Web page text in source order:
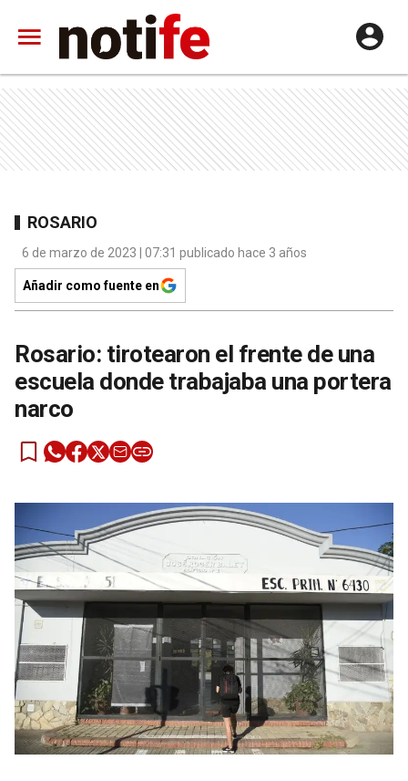
ROSARIO
6 de marzo de 2023 | 07:31 publicado hace 3 años
Añadir como fuente en
Rosario: tirotearon el frente de una
escuela donde trabajaba una portera
narco